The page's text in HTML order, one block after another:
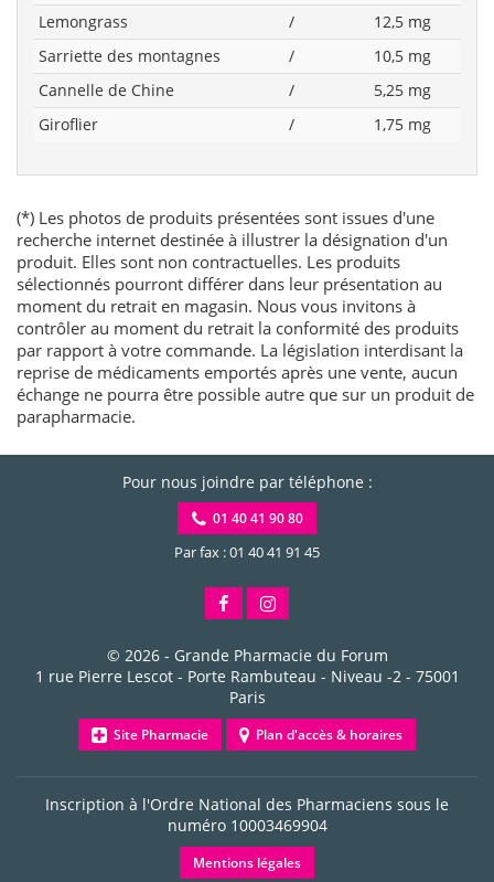
Lemongrass
/
12,5 mg
Sarriette des montagnes
/
10,5 mg
Cannelle de Chine
/
5,25 mg
Giroflier
/ 1,75 mg
(*) Les photos de produits présentées sont issues d'une
recherche internet destinée à illustrer la désignation d'un
produit. Elles sont non contractuelles. Les produits
sélectionnés pourront différer dans leur présentation au
moment du retrait en magasin. Nous vous invitons à
contrôler au moment du retrait la conformité des produits
par rapport à votre commande. La législation interdisant la
reprise de médicaments emportés après une vente, aucun
échange ne pourra être possible autre que sur un produit de
parapharmacie.
Pour nous joindre par téléphone :
01 40 41 90 80
Par fax : 01 40 41 91 45
© 2026 - Grande Pharmacie du Forum
1 rue Pierre Lescot - Porte Rambuteau - Niveau -2- 75001
Paris
Site Pharmacie Plan d'accès & horaires
Inscription à l'Ordre National des Pharmaciens sous le
numéro 10003469904
Mentions légales